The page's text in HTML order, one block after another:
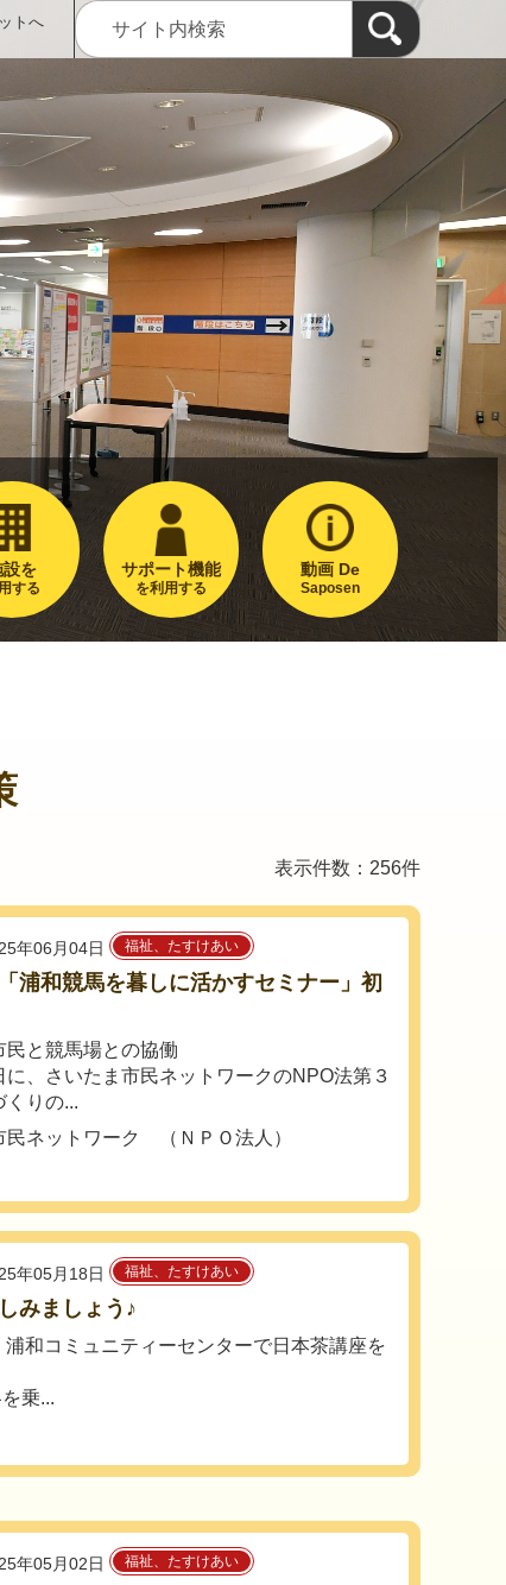
トへ
設を
する
サポート機能
を利用する
動画 De
Saposen
表示件数：256件
年06月04日 福祉、たすけあい
浦和競馬を暮しに活かすセミナー」初
民と競馬場との協働
に、さいたま市民ネットワークのNPO法第３
くりの...
民ネットワーク （ＮＰＯ法人）
年05月18日 福祉、たすけあい
みましょう♪
浦和コミュニティーセンターで日本茶講座を
乗...
年05月02日 福祉、たすけあい